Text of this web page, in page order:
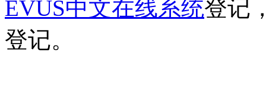
EVUS中文在线系统登记
登记。